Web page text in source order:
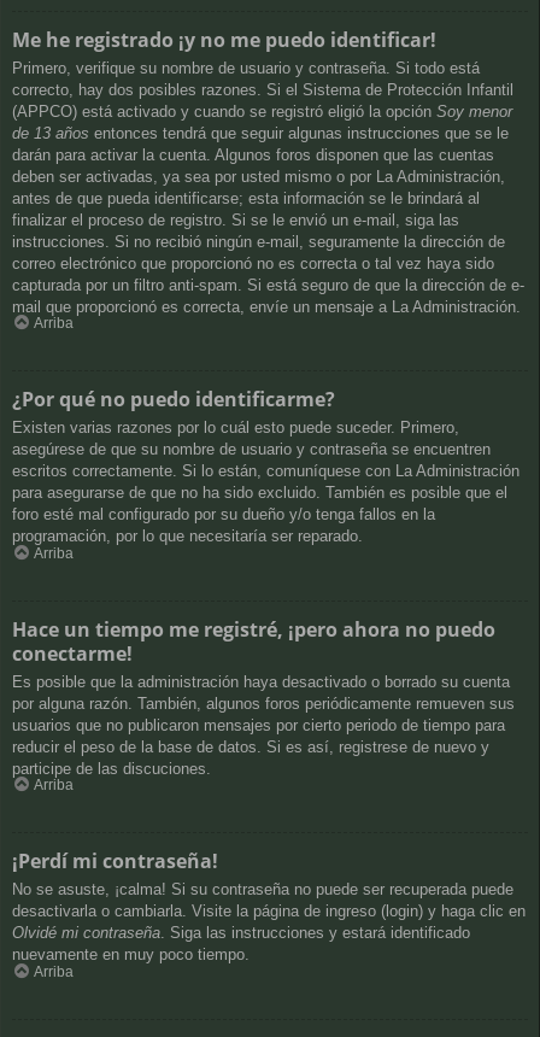
Me he registrado ¡y no me puedo identificar!
Primero, verifique su nombre de usuario y contraseña. Si todo está
correcto, hay dos posibles razones. Si el Sistema de Protección Infantil
(APPCO) está activado y cuando se registró eligió la opción Soy menor
de 13 años entonces tendrá que seguir algunas instrucciones que se le
darán para activar la cuenta. Algunos foros disponen que las cuentas
deben ser activadas, ya sea por usted mismo o por La Administración,
antes de que pueda identificarse; esta información se le brindará al
finalizar el proceso de registro. Si se le envió un e-mail, siga las
instrucciones. Si no recibió ningún e-mail, seguramente la dirección de
correo electrónico que proporcionó no es correcta o tal vez haya sido
capturada por un filtro anti-spam. Si está seguro de que la dirección de e-
mail que proporcionó es correcta, envíe un mensaje a La Administración.
Arriba
¿Por qué no puedo identificarme?
Existen varias razones por lo cuál esto puede suceder. Primero,
asegúrese de que su nombre de usuario y contraseña se encuentren
escritos correctamente. Si lo están, comuníquese con La Administración
para asegurarse de que no ha sido excluido. También es posible que el
foro esté mal configurado por su dueño y/o tenga fallos en la
programación, por lo que necesitaría ser reparado.
Arriba
Hace un tiempo me registré, ¡pero ahora no puedo
conectarme!
Es posible que la administración haya desactivado o borrado su cuenta
por alguna razón. También, algunos foros periódicamente remueven sus
usuarios que no publicaron mensajes por cierto periodo de tiempo para
reducir el peso de la base de datos. Si es así, registrese de nuevo y
participe de las discuciones.
Arriba
¡Perdí mi contraseña!
No se asuste, ¡calma! Si su contraseña no puede ser recuperada puede
desactivarla o cambiarla. Visite la página de ingreso (login) y haga clic en
Olvidé mi contraseña. Siga las instrucciones y estará identificado
nuevamente en muy poco tiempo.
Arriba